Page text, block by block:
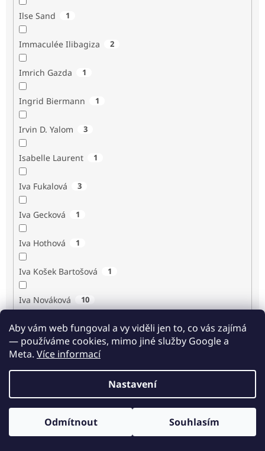
Aby vám web fungoval a vy viděli jen to, co vás zajímá
— používáme cookies, mimo jiné služby Google a
Meta. Více informací
Nastavení
Odmítnout Souhlasím
Ilse Sand 1
Immaculée Ilibagiza 2
Imrich Gazda 1
Ingrid Biermann 1
Irvin D. Yalom 3
Isabelle Laurent 1
Iva Fukalová 3
Iva Gecková 1
Iva Hothová 1
Iva Košek Bartošová 1
Iva Nováková 10
Iva Procházková 1
Ivan Renč 1
Odběr novinek